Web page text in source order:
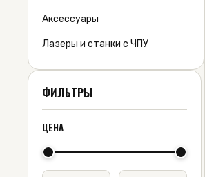
Аксессуары
Лазеры и станки с ЧПУ
ФИЛЬТРЫ
ЦЕНА